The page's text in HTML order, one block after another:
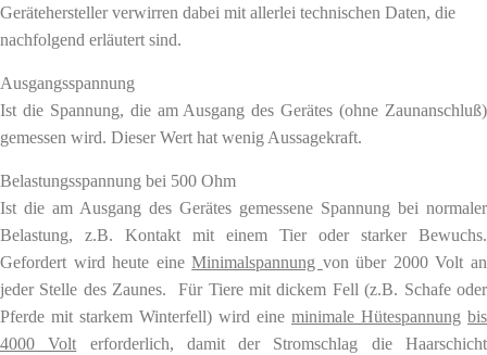
Gerätehersteller verwirren dabei mit allerlei technischen Daten, die
nachfolgend erläutert sind.
Ausgangsspannung
Ist die Spannung, die am Ausgang des Gerätes (ohne Zaunanschluß)
gemessen wird. Dieser Wert hat wenig Aussagekraft.
Belastungsspannung bei 500 Ohm
Ist die am Ausgang des Gerätes gemessene Spannung bei normaler
Belastung, z.B. Kontakt mit einem Tier oder starker Bewuchs.
Gefordert wird heute eineMinimalspannung von über 2000 Volt an
jeder Stelle des Zaunes. Für Tiere mit dickem Fell (z.B. Schafe oder
Pferde mit starkem Winterfell) wird eine minimale Hütespannung bis
4000 Volt erforderlich, damit der Stromschlag die Haarschicht